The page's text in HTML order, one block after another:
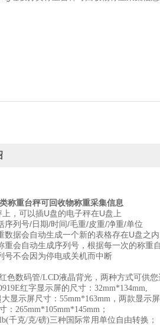
称重台秤可回收物称重采集信息
，可以插U盘的电子秤在U盘上
序列号/日期/时间/毛重/皮重/净重/单位
数据会自动生成一个新的表格存在U盘之内
重会自动生成序列号，根据每一次的称重
号不会因为停电或关机而中断
色数码管/LCD液晶背光，两种方式可供您
红字显示屏的尺寸：32mm*134mm,
大显示屏尺寸：55mm*163mm，两款显示
：265mm*105mm*145mm；
千克/克/磅)三种国际常用单位自由转换；